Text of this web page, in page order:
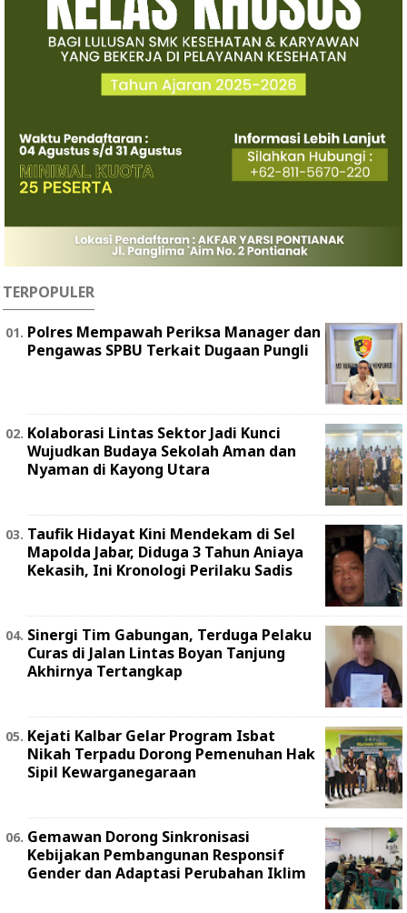
TERPOPULER
Polres Mempawah Periksa Manager dan
Pengawas SPBU Terkait Dugaan Pungli
Kolaborasi Lintas Sektor Jadi Kunci
Wujudkan Budaya Sekolah Aman dan
Nyaman di Kayong Utara
Taufik Hidayat Kini Mendekam di Sel
Mapolda Jabar, Diduga 3 Tahun Aniaya
Kekasih, Ini Kronologi Perilaku Sadis
Sinergi Tim Gabungan, Terduga Pelaku
Curas di Jalan Lintas Boyan Tanjung
Akhirnya Tertangkap
Kejati Kalbar Gelar Program Isbat
Nikah Terpadu Dorong Pemenuhan Hak
Sipil Kewarganegaraan
Gemawan Dorong Sinkronisasi
Kebijakan Pembangunan Responsif
Gender dan Adaptasi Perubahan Iklim